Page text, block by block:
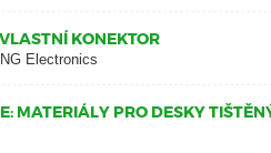
KONEKTOR
Electronics
MATERIÁLY PRO DESKY